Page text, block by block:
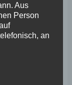
Aus
Person
an